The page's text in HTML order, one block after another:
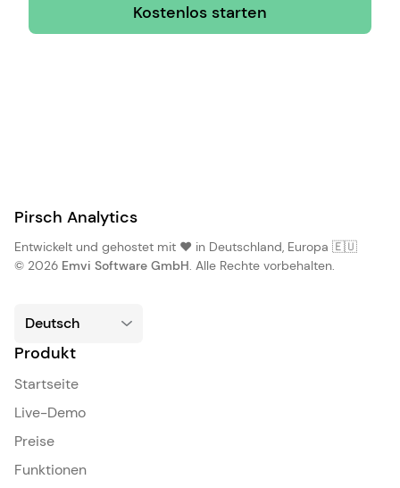
Kostenlos starten
Pirsch Analytics
Entwickelt und gehostet mit ❤️ in Deutschland, Europa 🇪🇺
© 2026 Emvi Software GmbH. Alle Rechte vorbehalten.
Produkt
Startseite
Live-Demo
Preise
Funktionen